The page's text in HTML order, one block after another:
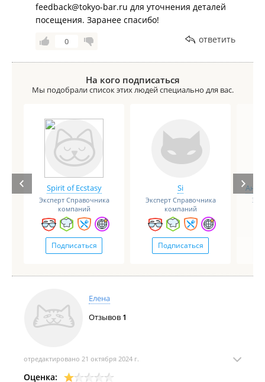
feedback@tokyo-bar.ru для уточнения деталей
посещения. Заранее спасибо!
0 ответить
На кого подписаться
Мы подобрали список этих людей специально для вас.
Spirit of Ecstasy
Эксперт Справочника
компаний
Подписаться
Si
Эксперт Справочника
компаний
Подписаться
Елена
Отзывов 1
отредактировано 21 октября 2024 г.
Оценка: